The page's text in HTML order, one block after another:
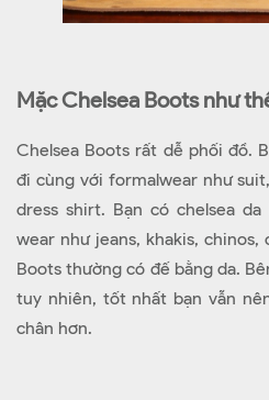
Mặc Chelsea Boots như
Chelsea Boots rất dễ phối đồ.
đi cùng với formalwear như
dress shirt. Bạn có chelsea
wear như jeans, khakis, chinos,
Boots thường có đế bằng da.
tuy nhiên, tốt nhất bạn vẫn
chân hơn.